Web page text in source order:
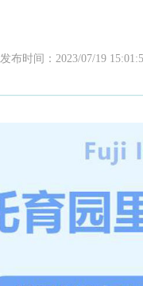
发布时间：2023/07/19